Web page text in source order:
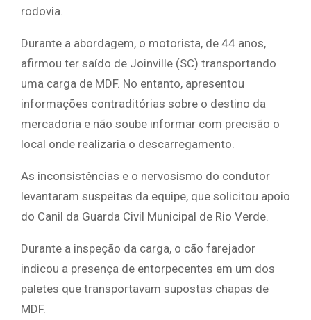
rodovia.
Durante a abordagem, o motorista, de 44 anos,
afirmou ter saído de Joinville (SC) transportando
uma carga de MDF. No entanto, apresentou
informações contraditórias sobre o destino da
mercadoria e não soube informar com precisão o
local onde realizaria o descarregamento.
As inconsistências e o nervosismo do condutor
levantaram suspeitas da equipe, que solicitou apoio
do Canil da Guarda Civil Municipal de Rio Verde.
Durante a inspeção da carga, o cão farejador
indicou a presença de entorpecentes em um dos
paletes que transportavam supostas chapas de
MDF.